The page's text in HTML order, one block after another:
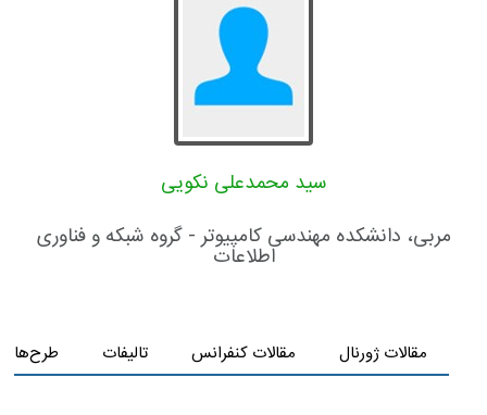
سید محمدعلی نکویی
مربی، دانشکده مهندسی کامپیوتر - گروه شبکه و فناوری
اطلاعات
مقالات ژورنال مقالات کنفرانس تالیفات